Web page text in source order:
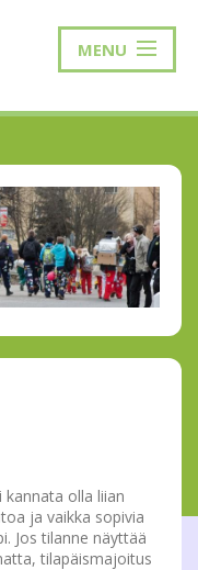
MENU
kannata olla liian
ja vaikka sopivia
Jos tilanne näyttää
tilapäismajoitus